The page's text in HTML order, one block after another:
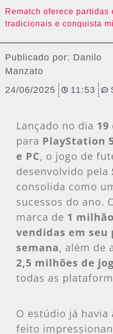
Rematch oferece
tradicionais e conquista
Publicado por: Danilo
Manzato
24/06/2025
11:53
Lançado no dia 19
para PlayStation
e PC, o jogo de
desenvolvido pela
consolida como
sucessos do ano.
marca de 1
vendidas em
semana, além de
2,5 milhões de
todas as
O estúdio já havia
feito